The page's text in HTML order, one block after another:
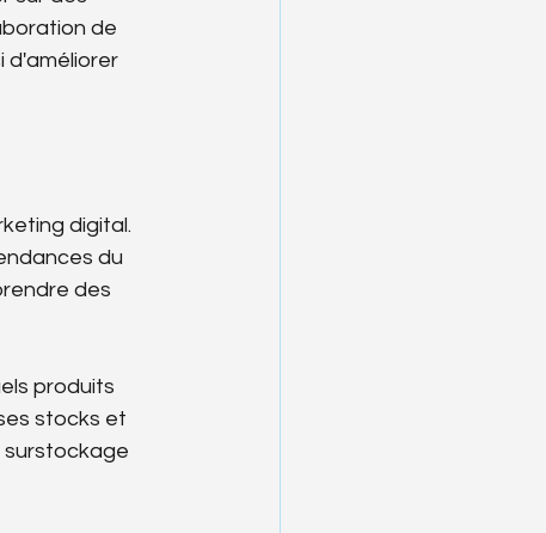
de
d'améliorer
digital.
du
des
produits
stocks et
surstockage